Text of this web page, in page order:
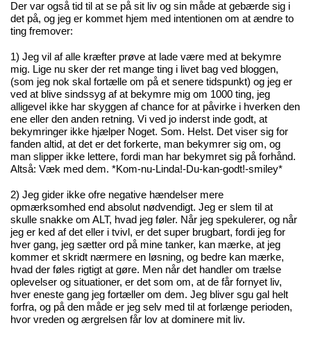
Der var også tid til at se på sit liv og sin måde at gebærde sig i
det på, og jeg er kommet hjem med intentionen om at ændre to
ting fremover:
1) Jeg vil af alle kræfter prøve at lade være med at bekymre
mig. Lige nu sker der ret mange ting i livet bag ved bloggen,
(som jeg nok skal fortælle om på et senere tidspunkt) og jeg er
ved at blive sindssyg af at bekymre mig om 1000 ting, jeg
alligevel ikke har skyggen af chance for at påvirke i hverken den
ene eller den anden retning. Vi ved jo inderst inde godt, at
bekymringer ikke hjælper Noget. Som. Helst. Det viser sig for
fanden altid, at det er det forkerte, man bekymrer sig om, og
man slipper ikke lettere, fordi man har bekymret sig på forhånd.
Altså: Væk med dem. *Kom-nu-Linda!-Du-kan-godt!-smiley*
2) Jeg gider ikke ofre negative hændelser mere
opmærksomhed end absolut nødvendigt. Jeg er slem til at
skulle snakke om ALT, hvad jeg føler. Når jeg spekulerer, og når
jeg er ked af det eller i tvivl, er det super brugbart, fordi jeg for
hver gang, jeg sætter ord på mine tanker, kan mærke, at jeg
kommer et skridt nærmere en løsning, og bedre kan mærke,
hvad der føles rigtigt at gøre. Men når det handler om trælse
oplevelser og situationer, er det som om, at de får fornyet liv,
hver eneste gang jeg fortæller om dem. Jeg bliver sgu gal helt
forfra, og på den måde er jeg selv med til at forlænge perioden,
hvor vreden og ærgrelsen får lov at dominere mit liv.